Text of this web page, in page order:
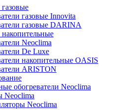
газовые Innovita
газовые DARINA
накопительные
Neoclima
De Luxe
накопительные OASIS
ARISTON
обогреватели Neoclima
Neoclima
Neoclima